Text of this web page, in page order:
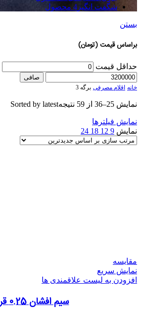
شگفت انگیز 4 محصول
بستن
براساس قیمت (تومان)
حداقل قیمت
صافی
خانه اقلام مصرفی برگه 3
نمایش 25–36 از 59 نتیجه Sorted by latest
نمایش فیلترها
نمایش 9
12
18
24
مقایسه
نمایش سریع
افزودن به لیست علاقمندی ها
سیم افشان 0.25 قرمز